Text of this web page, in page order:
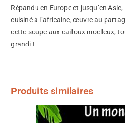
Répandu en Europe et jusqu’en
cuisiné à l’africaine, œuvre au
cette soupe aux cailloux moelleux,
grandi !
Produits similaires